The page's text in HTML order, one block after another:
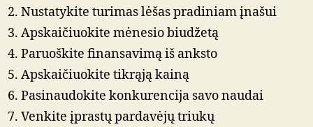
Nustatykite turimas lėšas pradiniam įnašui
Apskaičiuokite mėnesio biudžetą
Paruoškite finansavimą iš anksto
Apskaičiuokite tikrąją kainą
Pasinaudokite konkurencija savo naudai
Venkite įprastų pardavėjų triukų